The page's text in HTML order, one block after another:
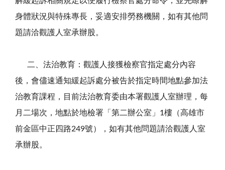
身體狀況與特殊專長，妥適安排勞務機關，如有其他問
題請洽觀護人室承辦股。
二、法治教育：觀護人接獲檢察官指定處分內容
後，會儘速通知緩起訴處分被告於指定時間地點參加法
治教育課程，目前法治教育委由本署觀護人室辦理，每
月二場次，地點於地檢署「第二辦公室」1樓（高雄市
前金區中正四路249號），如有其他問題請洽觀護人室
承辦股。